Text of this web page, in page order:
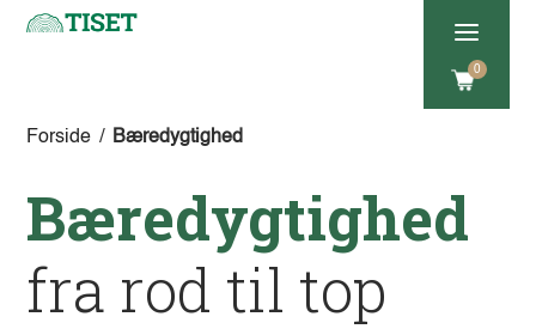
a
0
Forside / Bæredygtighed
Bæredygtighed
fra rod til top